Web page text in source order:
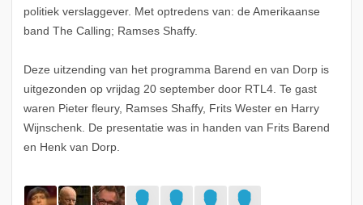
politiek verslaggever. Met optredens van: de Amerikaanse
band The Calling; Ramses Shaffy.
Deze uitzending van het programma Barend en van Dorp is
uitgezonden op vrijdag 20 september door RTL4. Te gast
waren Pieter fleury, Ramses Shaffy, Frits Wester en Harry
Wijnschenk. De presentatie was in handen van Frits Barend
en Henk van Dorp.